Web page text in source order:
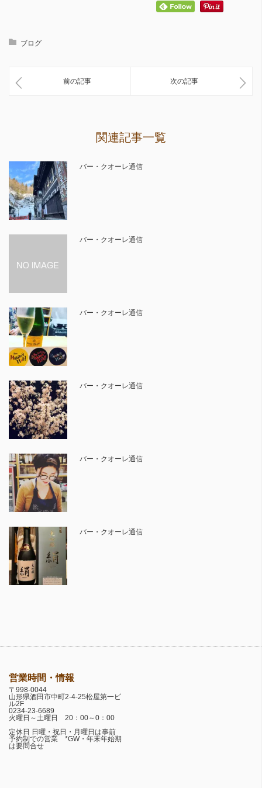
ブログ
前の記事 次の記事
関連記事一覧
バー・クオーレ通信
バー・クオーレ通信
バー・クオーレ通信
バー・クオーレ通信
バー・クオーレ通信
バー・クオーレ通信
営業時間・情報
〒998-0044
山形県酒田市中町2-4-25松屋第一ビ
ル2F
0234-23-6689
火曜日～土曜日 20：00～0：00
定休日 日曜・祝日・月曜日は事前
予約制での営業 *GW・年末年始期
は要問合せ